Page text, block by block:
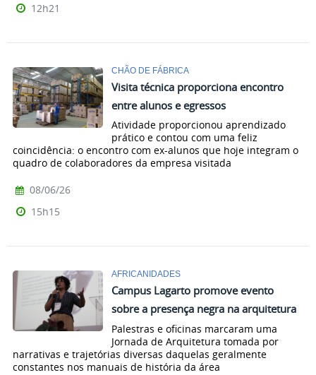
12h21
CHÃO DE FÁBRICA
Visita técnica proporciona encontro
entre alunos e egressos
Atividade proporcionou aprendizado
prático e contou com uma feliz
coincidência: o encontro com ex-alunos que hoje integram o
quadro de colaboradores da empresa visitada
08/06/26
15h15
AFRICANIDADES
Campus Lagarto promove evento
sobre a presença negra na arquitetura
Palestras e oficinas marcaram uma
Jornada de Arquitetura tomada por
narrativas e trajetórias diversas daquelas geralmente
constantes nos manuais de história da área